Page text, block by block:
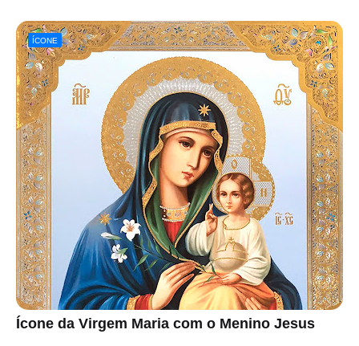
ÍCONE
Ícone da Virgem Maria com o Menino Jesus